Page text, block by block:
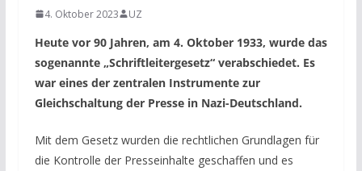
4. Oktober 2023 UZ
Heute vor 90 Jahren, am 4. Oktober 1933, wurde das
sogenannte „Schriftleitergesetz“ verabschiedet. Es
war eines der zentralen Instrumente zur
Gleichschaltung der Presse in Nazi-Deutschland.
Mit dem Gesetz wurden die rechtlichen Grundlagen für
die Kontrolle der Presseinhalte geschaffen und es